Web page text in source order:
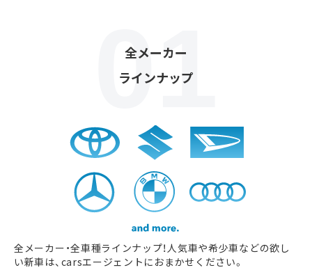
全メーカー
ラインナップ
全メーカー・全車種ラインナップ！人気車や希少車などの欲し
い新車は、carsエージェントにおまかせください。